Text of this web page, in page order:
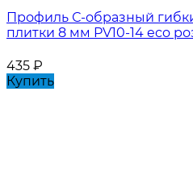
Профиль С-образный
плитки 8 мм PV10-14 eco
435 ₽
Купить